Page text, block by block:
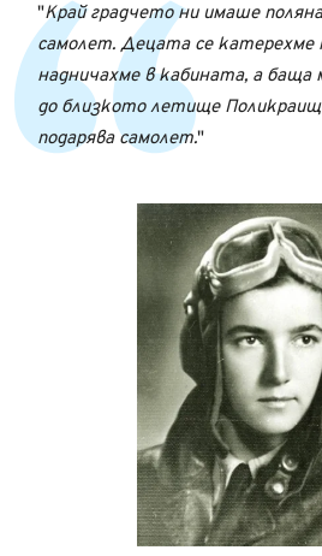
Край градчето ни имаше
самолет. Децата се катерехме
надничахме в кабината, а
до близкото летище
подарява самолет.